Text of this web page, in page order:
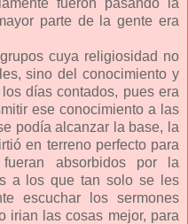
parte de la gente era
cuya religiosidad no
sino del conocimiento y
días contados, pues era
ese conocimiento a las
podía alcanzar la base, la
en terreno perfecto para
absorbidos por la
a los que tan solo se les
escuchar los sermones
irian las cosas mejor, para